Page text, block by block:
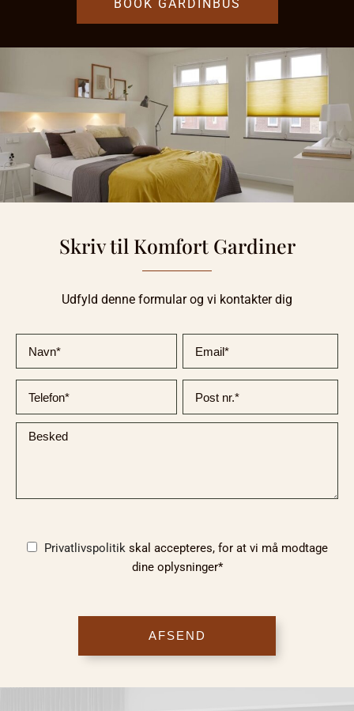
BOOK GARDINBUS
Skriv til Komfort Gardiner
Udfyld denne formular og vi kontakter dig
Privatlivspolitik skal accepteres, for at vi må modtage
dine oplysninger*